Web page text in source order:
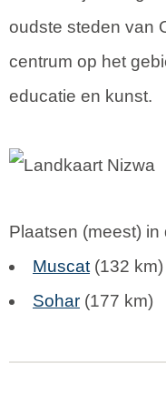
oudste steden van
centrum op het
educatie en kunst.
Plaatsen (meest)
Muscat (132 km)
Sohar (177 km)